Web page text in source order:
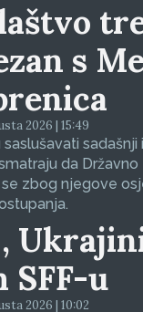
s
2026 | 15:49
da
zbog njegove
SFF-u
2026 | 10:02